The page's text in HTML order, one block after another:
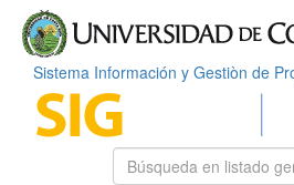
Sistema Información y Gestiòn de